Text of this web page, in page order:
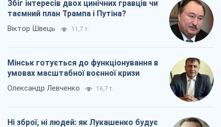
Збіг інтересів двох цинічних гравців чи
таємний план Трампа і Путіна?
Віктор Швець 11,7 т.
Мінськ готується до функціонування в
умовах масштабної воєнної кризи
Олександр Левченко 16,7 т.
Ні зброї, ні людей: як Лукашенко будує